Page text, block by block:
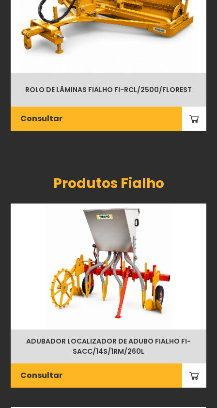
ROLO DE LÂMINAS FIALHO FI-RCL/2500/FLOREST
Consultar
Produtos Fialho
ADUBADOR LOCALIZADOR DE ADUBO FIALHO FI-
SACC/14S/1RM/260L
Consultar